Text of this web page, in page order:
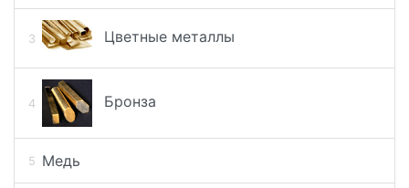
Цветные металлы
Бронза
Медь